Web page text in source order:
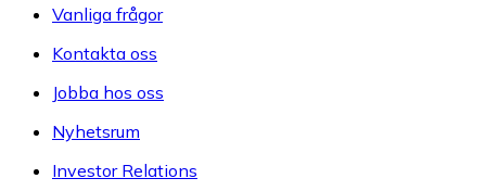
Vanliga frågor
Kontakta oss
Jobba hos oss
Nyhetsrum
Investor Relations